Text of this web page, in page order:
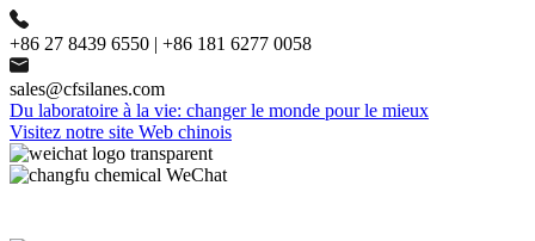
+86 27 8439 6550 | +86 181 6277 0058
sales@cfsilanes.com
Du laboratoire à la vie: changer le monde pour le mieux
Visitez notre site Web chinois